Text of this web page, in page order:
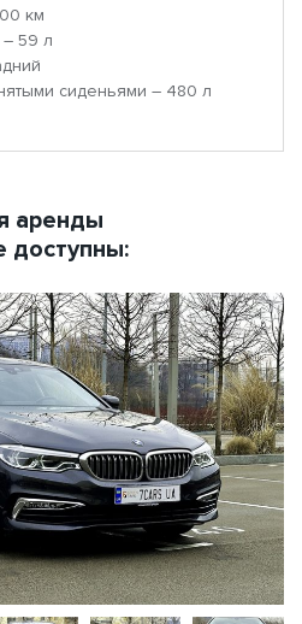
км
59 л
сиденьями – 480 л
аренды
доступны: